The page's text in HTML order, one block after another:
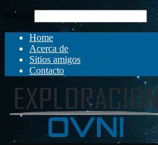
Buscar
Home
Acerca de
Sitios amigos
Contacto